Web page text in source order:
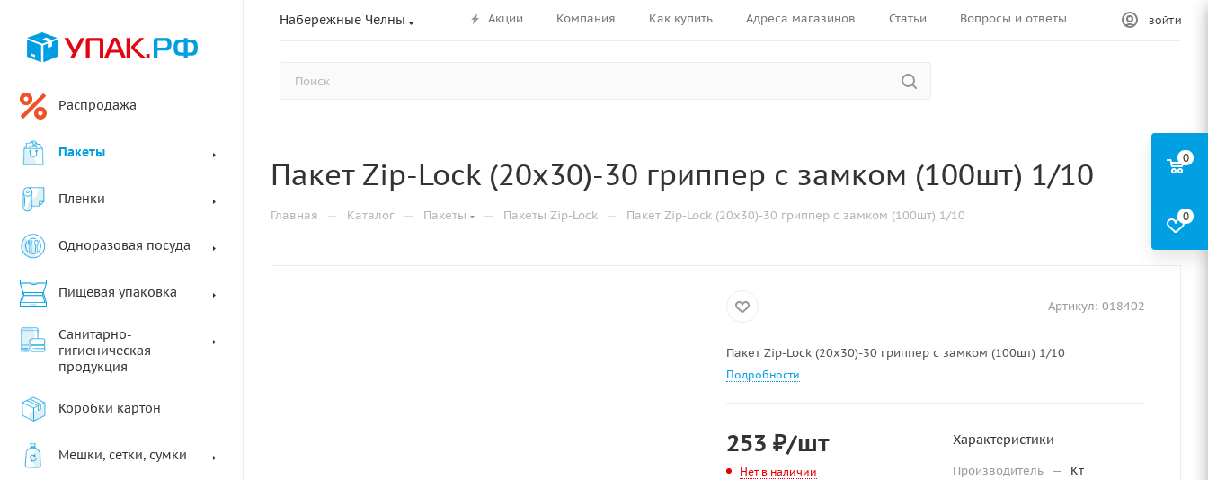
Набережные Челны Акции Компания Как купить Адреса магазинов Статьи Вопросы и ответы ВОЙТИ
Распродажа
Пакеты
Пленки
Одноразовая посуда
Пищевая упаковка
Санитарно-
гигиеническая
продукция
Коробки картон
Мешки, сетки, сумки
Пакет Zip-Lock (20х30)-30 гриппер с замком (100шт) 1/10
Главная — Каталог — Пакеты — Пакеты Zip-Lock — Пакет Zip-Lock (20х30)-30 гриппер с замком (100шт) 1/10
Артикул: 018402
Пакет Zip-Lock (20х30)-30 гриппер с замком (100шт) 1/10
Подробности
253 ₽/шт
Нет в наличии
Характеристики
Производитель —
Кт
0
0